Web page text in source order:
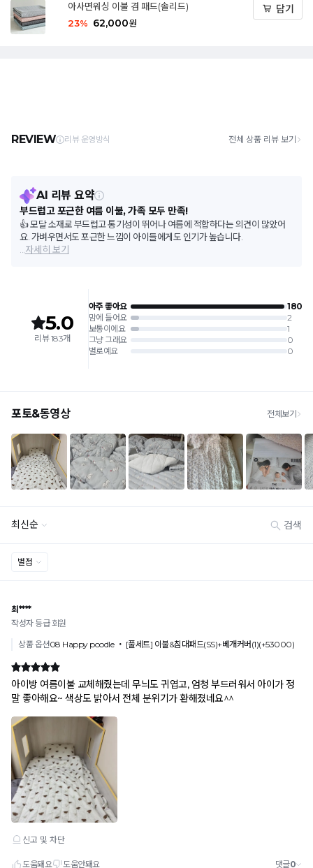
아사면워싱 이불 겸 패드(솔리드)
23% 62,000원
담기